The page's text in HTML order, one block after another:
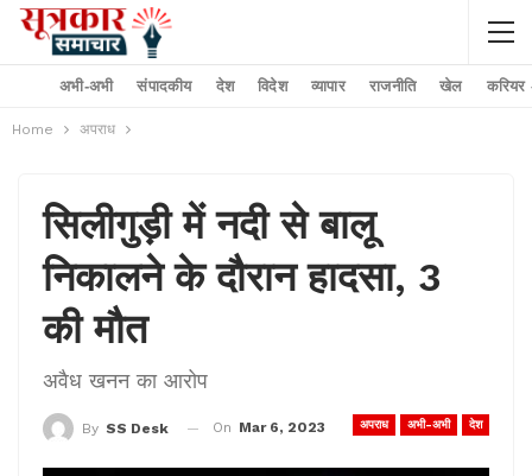
अभी-अभी संपादकीय देश विदेश व्यापार राजनीति खेल करियर
Home अपराध
सिलीगुड़ी में नदी से बालू
निकालने के दौरान हादसा, 3
की मौत
अवैध खनन का आरोप
अपराध अभी-अभी देश
By SS Desk On Mar 6, 2023